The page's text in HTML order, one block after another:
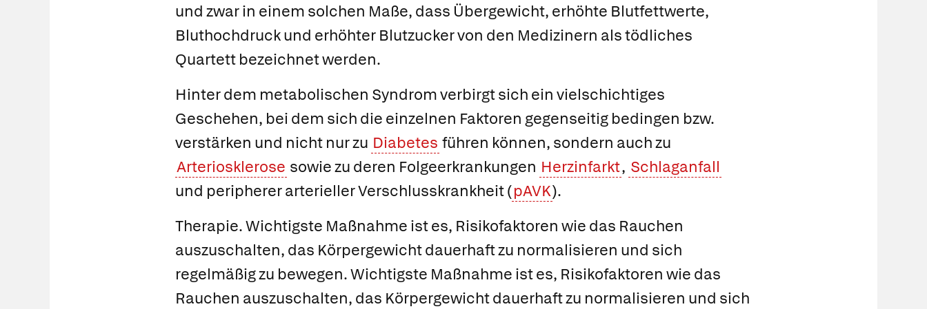
und zwar in einem solchen Maße, dass Übergewicht, erhöhte Blutfettwerte,
Bluthochdruck und erhöhter Blutzucker von den Medizinern alstödliches
Quartett bezeichnet werden.
Hinter dem metabolischen Syndrom verbirgt sich ein vielschichtiges
Geschehen, bei dem sich die einzelnen Faktoren gegenseitig bedingen bzw.
verstärken und nicht nur zu Diabetes führen können, sondern auch zu
Arteriosklerose sowie zu deren Folgeerkrankungen Herzinfarkt, Schlaganfall
und peripherer arterieller Verschlusskrankheit (pAVK).
Therapie.Wichtigste Maßnahme ist es, Risikofaktoren wie das Rauchen
auszuschalten, das Körpergewicht dauerhaft zu normalisieren und sich
regelmäßig zu bewegen. Wichtigste Maßnahme ist es, Risikofaktoren wie das
Rauchen auszuschalten, das Körpergewicht dauerhaft zu normalisieren und sich